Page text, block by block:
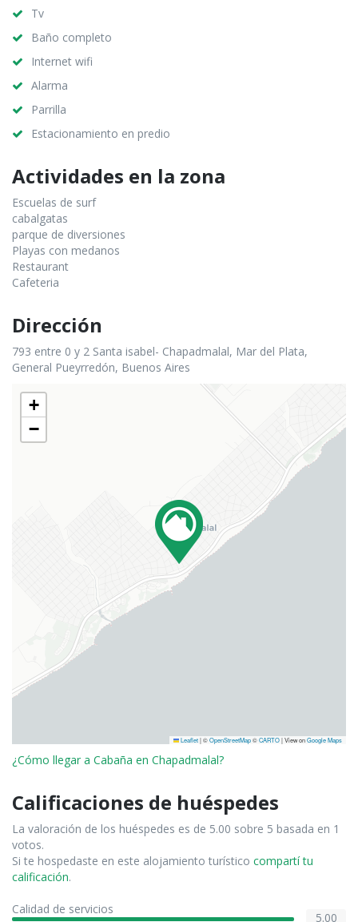
Tv
Baño completo
Internet wifi
Alarma
Parrilla
Estacionamiento en predio
Actividades en la zona
Escuelas de surf
cabalgatas
parque de diversiones
Playas con medanos
Restaurant
Cafeteria
Dirección
793 entre 0 y 2 Santa isabel- Chapadmalal, Mar del Plata,
General Pueyrredón, Buenos Aires
+
−
Leaflet|©OpenStreetMap©CARTO| View onGoogle Maps
¿Cómo llegar a Cabaña en Chapadmalal?
Calificaciones de huéspedes
La valoración de los huéspedes es de 5.00 sobre 5 basada en 1
votos.
Si te hospedaste en este alojamiento turístico compartí tu
calificación.
Calidad de servicios
5.00